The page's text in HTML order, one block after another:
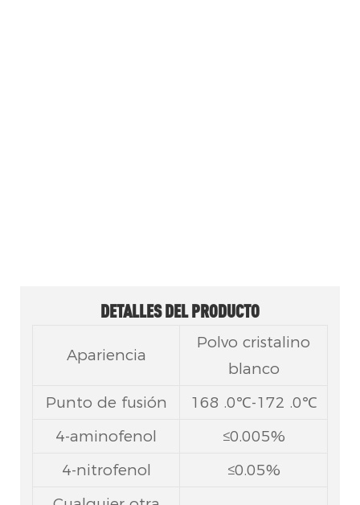
DETALLES DEL PRODUCTO
Apariencia
Polvo cristalino
blanco
Punto de fusión
168 .0℃-172 .0℃
4-aminofenol
≤0.005%
4-nitrofenol
≤0.05%